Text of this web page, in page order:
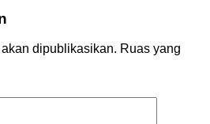
dipublikasikan. Ruas yang